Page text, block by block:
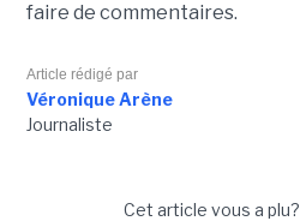
faire de commentaires.
Article rédigé par
Véronique Arène
Journaliste
Cet article vous a plu?